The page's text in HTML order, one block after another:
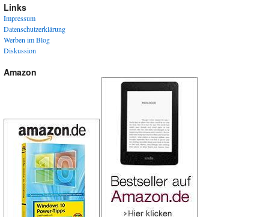
Links
Impressum
Datenschutzerklärung
Werben im Blog
Diskussion
Amazon